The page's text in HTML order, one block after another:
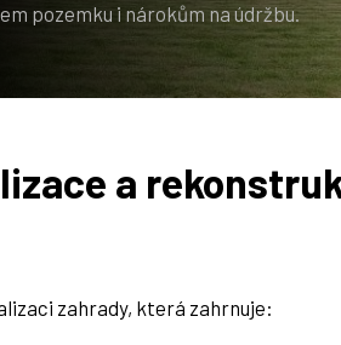
pozemku i nárokům na údržbu.
a
zahrady, která zahrnuje: